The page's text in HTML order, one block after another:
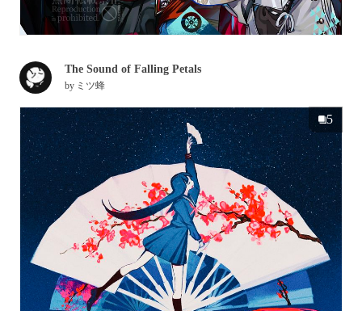
The Sound of Falling Petals
by ミツ蜂
5